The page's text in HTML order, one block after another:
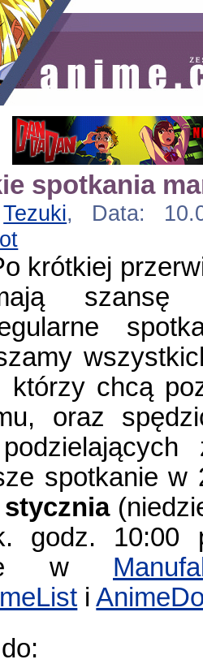
spotkania
Tezuki, Data:
krótkiej
szansę
którzy chcą
oraz
spotkanie w
stycznia
godz. 10:00
w
i